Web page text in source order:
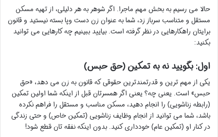
حالا می رسیم به بخش مهم ماجرا. اگر شوهر به هر دلیلی، از تهیه مسکن
مستقل و متناسب سرباز زد، شما به عنوان زن دست وپا بسته نیستید و قانون
برایتان راهکارهایی در نظر گرفته است. بیایید ببینیم چه کارهایی می توانید
بکنید:
اول: بگویید نه به تمکین (حق حبس)
یکی از مهم ترین و قدرتمندترین حقوقی که قانون به زن می دهد، «حق
حبس» است. یعنی چه؟ یعنی اگر همسرتان قبل از اینکه شما اولین تمکین
(رابطه زناشویی) را انجام دهید، مسکن مناسب و مستقل را فراهم نکرده
باشد، شما می توانید از انجام وظایف زناشویی (تمکین خاص) و حتی زندگی
در کنار او (تمکین عام) خودداری کنید. بدون اینکه نفقه تان قطع شود!